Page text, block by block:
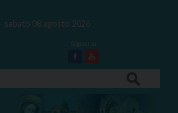
sabato 08 agosto 2026
Facebook
Youtube